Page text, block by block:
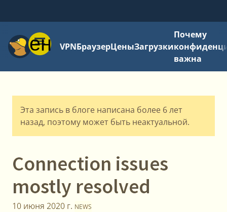
МенюVPNБраузерЦеныЗагрузки
Почему
важна
Эта запись в блоге написана более 6 лет
назад, поэтому может быть неактуальной.
Connection issues
mostly resolved
10 июня 2020 г. NEWS